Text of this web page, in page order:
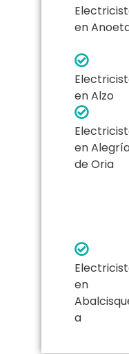
en
en Alzo
en
de Oria
en
a